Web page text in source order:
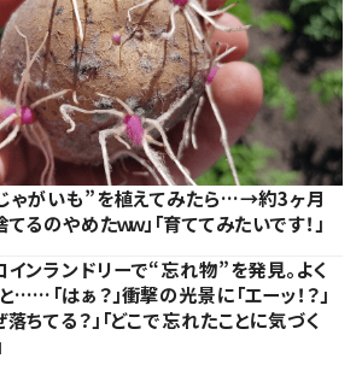
ゃがいも”を植えてみたら…→約3ヶ月
るのやめたｗｗ」「育ててみたいです！」
インランドリーで“忘れ物”を発見。よく
……「はぁ？」衝撃の光景に「エーッ！？」
落ちてる？」「どこで忘れたことに気づく